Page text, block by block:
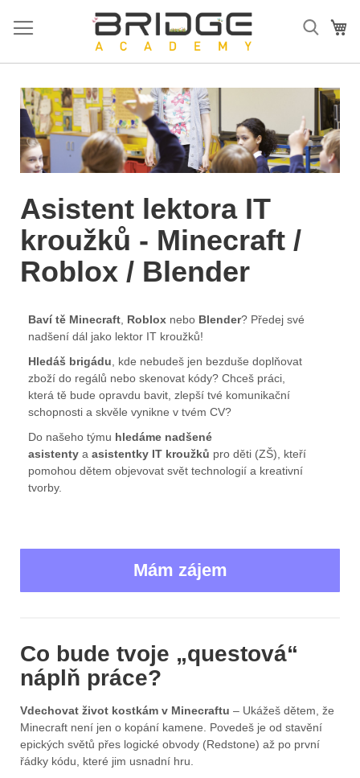
na
Asistent lektora IT
kroužků - Minecraft /
Roblox / Blender
Baví tě Minecraft Roblox nebo Blender? Předej své
nadšení dál jako lektor IT kroužků!
Hledáš brigádu , kde nebudeš jen bezduše doplňovat
zboží do regálů nebo skenovat kódy? Chceš práci,
která tě bude opravdu bavit, zlepší tvé komunikační
schopnosti a skvěle vynikne v tvém CV?
Do našeho týmu hledáme nadšené
asistenty a asistentky IT kroužků pro děti (ZŠ), kteří
pomohou dětem objevovat svět technologií a kreativní
tvorby.
Mám zájem
Co bude tvoje „questová“
náplň práce?
Vdechovat život kostkám v Minecraftu – Ukážeš dětem, že
Minecraft není jen o kopání kamene. Povedeš je od stavění
epických světů přes logické obvody (Redstone) až po první
řádky kódu, které jim usnadní hru.